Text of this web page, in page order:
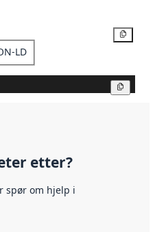
LD
etter?
spør om hjelp i